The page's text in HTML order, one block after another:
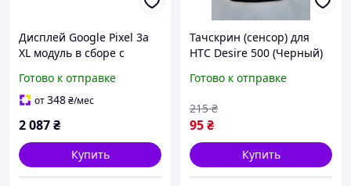
Дисплей Google Pixel 3a
XL модуль в сборе с
OLED
Готово к отправке
от348₴/мес
2 087₴
Купить
Тачскрин (сенсор) для
HTC Desire 500 (Черный)
Готово к отправке
95₴
215 ₴
Купить